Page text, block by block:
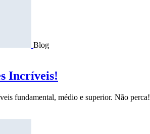
Blog
Incríveis!
fundamental, médio e superior. Não perca!